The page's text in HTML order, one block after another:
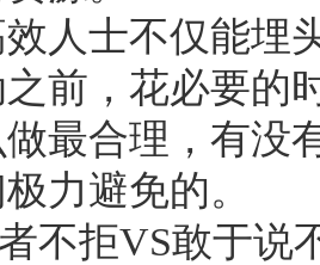
士不仅能埋头
前，花必要的
最合理，有没
力避免的。
拒VS敢于说